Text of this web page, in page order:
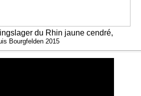
du Rhin jaune cendré,
Bourgfelden 2015